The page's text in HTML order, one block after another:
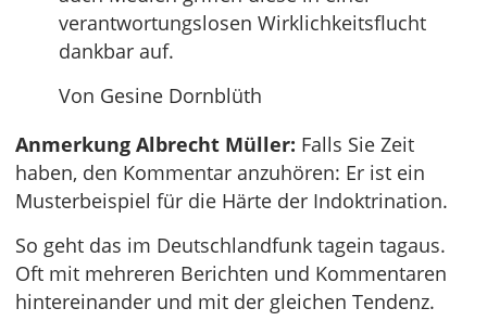
verantwortungslosen Wirklichkeitsflucht
dankbar auf.
Von Gesine Dornblüth
Anmerkung Albrecht Müller: Falls Sie Zeit
haben, den Kommentar anzuhören: Er ist ein
Musterbeispiel für die Härte der Indoktrination.
So geht das im Deutschlandfunk tagein tagaus.
Oft mit mehreren Berichten und Kommentaren
hintereinander und mit der gleichen Tendenz.